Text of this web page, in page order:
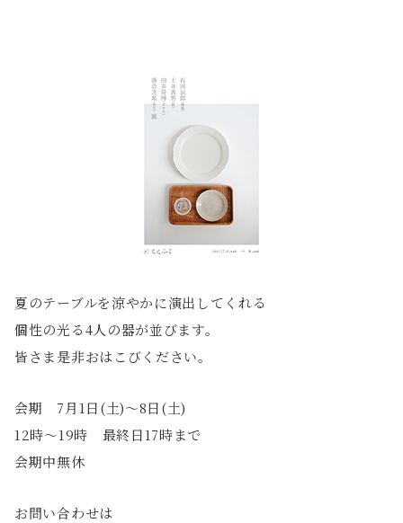
夏のテーブルを涼やかに演出してくれる
個性の光る4人の器が並びます。
皆さま是非おはこびください。
会期 7月1日(土)〜8日(土)
12時～19時 最終日17時まで
会期中無休
お問い合わせは